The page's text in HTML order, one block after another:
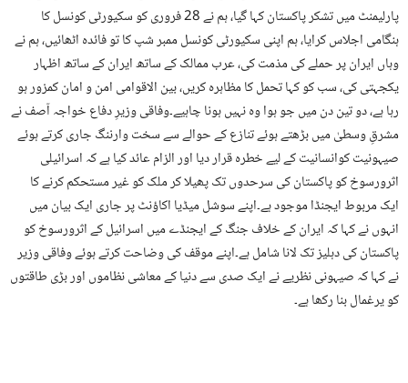
پارلیمنٹ میں تشکر پاکستان کہا گیا، ہم نے 28 فروری کو سکیورٹی کونسل کا
ہنگامی اجلاس کرایا، ہم اپنی سکیورٹی کونسل ممبر شپ کا تو فائدہ اٹھائیں، ہم نے
وہاں ایران پر حملے کی مذمت کی، عرب ممالک کے ساتھ ایران کے ساتھ اظہار
یکجہتی کی، سب کو کہا تحمل کا مظاہرہ کریں، بین الاقوامی امن و امان کمزور ہو
رہا ہے، دو تین دن میں جو ہوا وہ نہیں ہونا چاہیے۔وفاقی وزیرِ دفاع خواجہ آصف نے
مشرقِ وسطیٰ میں بڑھتے ہوئے تنازع کے حوالے سے سخت وارننگ جاری کرتے ہوئے
صیہونیت کوانسانیت کے لیے خطرہ قرار دیا اور الزام عائد کیا ہے کہ اسرائیلی
اثرورسوخ کو پاکستان کی سرحدوں تک پھیلا کر ملک کو غیر مستحکم کرنے کا
ایک مربوط ایجنڈا موجود ہے۔اپنے سوشل میڈیا اکاؤنٹ پر جاری ایک بیان میں
انہوں نے کہا کہ ایران کے خلاف جنگ کے ایجنڈے میں اسرائیل کے اثرورسوخ کو
پاکستان کی دہلیز تک لانا شامل ہے۔اپنے موقف کی وضاحت کرتے ہوئے وفاقی وزیر
نے کہا کہ صیہونی نظریے نے ایک صدی سے دنیا کے معاشی نظاموں اور بڑی طاقتوں
کو یرغمال بنا رکھا ہے۔